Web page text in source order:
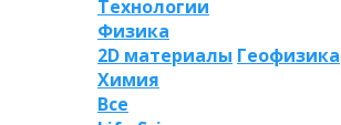
Технологии
Физика
2D материалы Геофизика
Химия
Все